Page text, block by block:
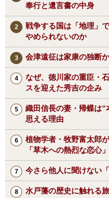
奉行と遺言書の中身
戦争する国は「地理」
やめられないのか
会津遠征は家康の独断
なぜ、徳川家の重臣・
スを迎えた秀吉の企み
織田信長の妻・帰蝶は“
思える理由
植物学者・牧野富太郎
「草木への熱烈な恋心」
今さら他人に聞けない
水戸藩の歴史に触れる旅